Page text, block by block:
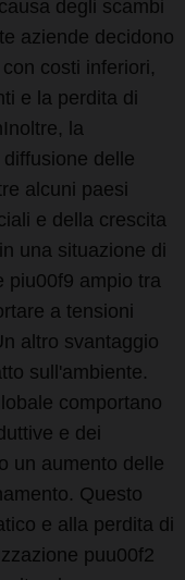
degli scambi
aziende decidono
costi inferiori,
e la perdita di
la
delle
alcuni paesi
e della crescita
una situazione di
piu00f9 ampio tra
a tensioni
altro svantaggio
sull'ambiente.
comportano
e dei
un aumento delle
Questo
e alla perdita di
puu00f2